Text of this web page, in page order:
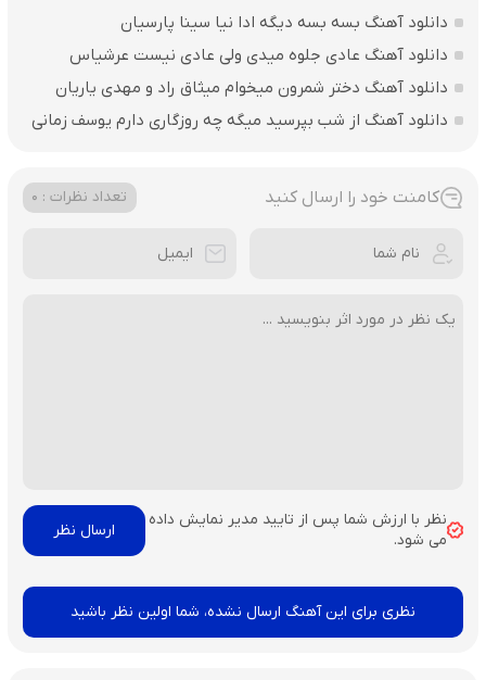
دانلود آهنگ بسه بسه دیگه ادا نیا سینا پارسیان
دانلود آهنگ عادی جلوه میدی ولی عادی نیست عرشیاس
دانلود آهنگ دختر شمرون میخوام میثاق راد و مهدی یاریان
دانلود آهنگ از شب بپرسید میگه چه روزگاری دارم یوسف زمانی
کامنت خود را ارسال کنید تعداد نظرات : 0
نظر با ارزش شما پس از تایید مدیر نمایش داده
می شود.
نظری برای این آهنگ ارسال نشده، شما اولین نظر باشید